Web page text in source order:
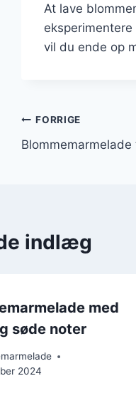
At lave
vil du ende op
FORRIGE
indlæg
med
søde noter
2024